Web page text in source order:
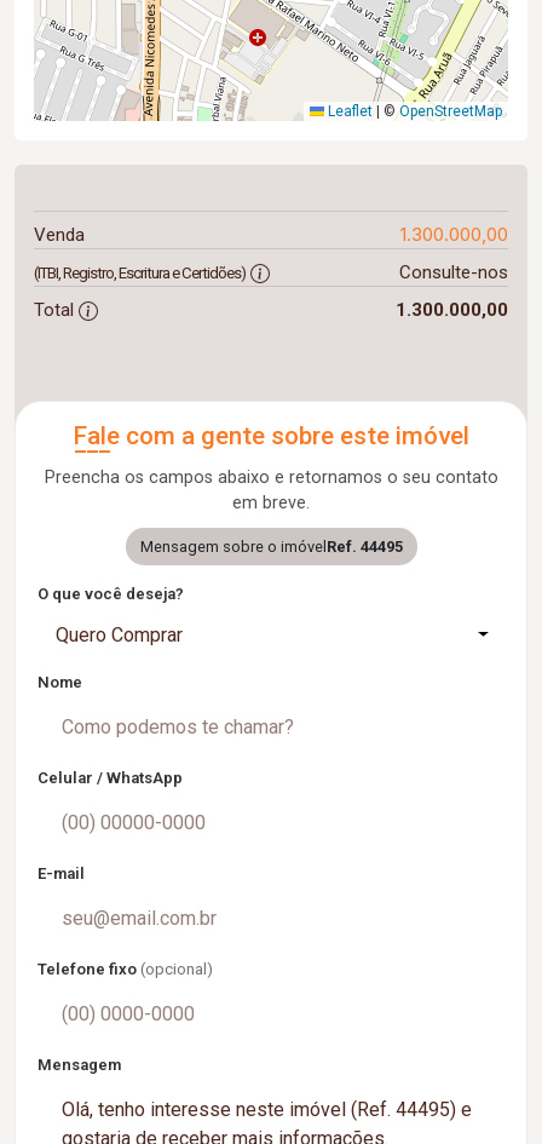
Leaflet | ©OpenStreetMap
Venda 1.300.000,00
(ITBI, Registro, Escritura e Certidões)
Consulte-nos
Total
1.300.000,00
Fale com a gente sobre este imóvel
Preencha os campos abaixo e retornamos o seu contato
em breve.
Mensagem sobre o imóvelRef. 44495
O que você deseja?
Quero Comprar
Nome
Celular / WhatsApp
E-mail
Telefone fixo (opcional)
Mensagem